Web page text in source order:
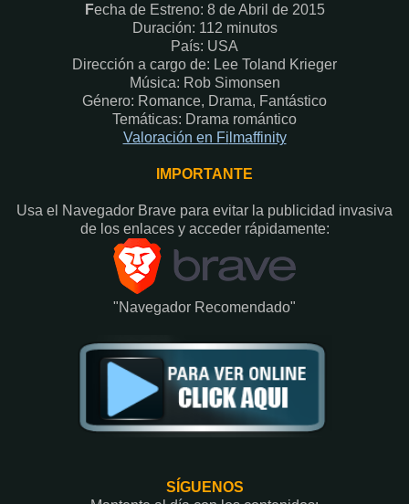
Fecha de Estreno: 8 de Abril de 2015
Duración: 112 minutos
País: USA
Dirección a cargo de: Lee Toland Krieger
Música: Rob Simonsen
Género: Romance, Drama, Fantástico
Temáticas: Drama romántico
Valoración en Fi lmaffinity
IMPORTANTE
Usa el Navegador Brave para evitar la publicidad invasiva
de los enlaces y acceder rápidamente:​
"Navegador Recomendado"
SÍGUENOS